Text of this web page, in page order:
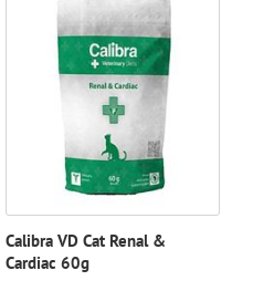
Calibra VD Cat Renal &
Cardiac 60g